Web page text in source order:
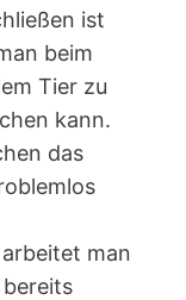
ist
beim
Tier zu
kann.
das
arbeitet man